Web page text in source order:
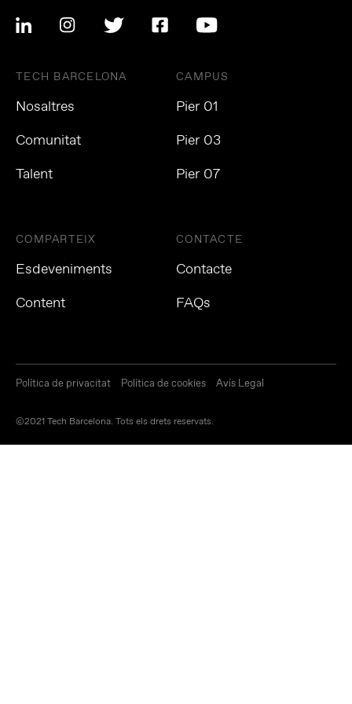
TECH BARCELONA
Nosaltres
Comunitat
Talent
CAMPUS
Pier 01
Pier 03
Pier 07
COMPARTEIX
Esdeveniments
Content
CONTACTE
Contacte
FAQs
Política de privacitat Política de cookies Avís Legal
©2021 Tech Barcelona. Tots els drets reservats.